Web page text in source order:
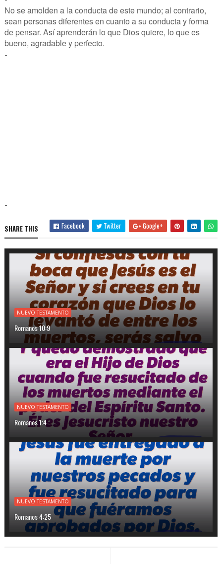
No se amolden a la conducta de este mundo; al contrario,
sean personas diferentes en cuanto a su conducta y forma
de pensar. Así aprenderán lo que Dios quiere, lo que es
bueno, agradable y perfecto.
-
-
SHARE THIS Facebook Twitter Google+
NUEVO TESTAMENTO
Romanos 10:9
NUEVO TESTAMENTO
Romanos 1:4
NUEVO TESTAMENTO
Romanos 4:25